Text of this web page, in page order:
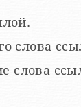
слова
слова